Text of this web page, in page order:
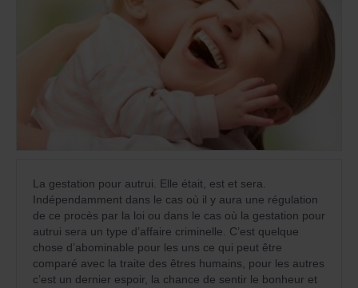
La gestation pour autrui. Elle était, est et sera.
Indépendamment dans le cas où il y aura une régulation
de ce procès par la loi ou dans le cas où la gestation pour
autrui sera un type d’affaire criminelle. C’est quelque
chose d’abominable pour les uns ce qui peut être
comparé avec la traite des êtres humains, pour les autres
c’est un dernier espoir, la chance de sentir le bonheur et